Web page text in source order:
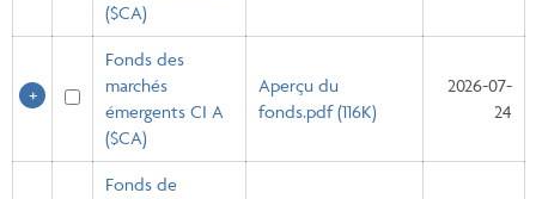
($CA)
Fonds des
marchés
émergents CI A
($CA)
Aperçu du
fonds.pdf (116K)
2026-07-
24
Fonds de